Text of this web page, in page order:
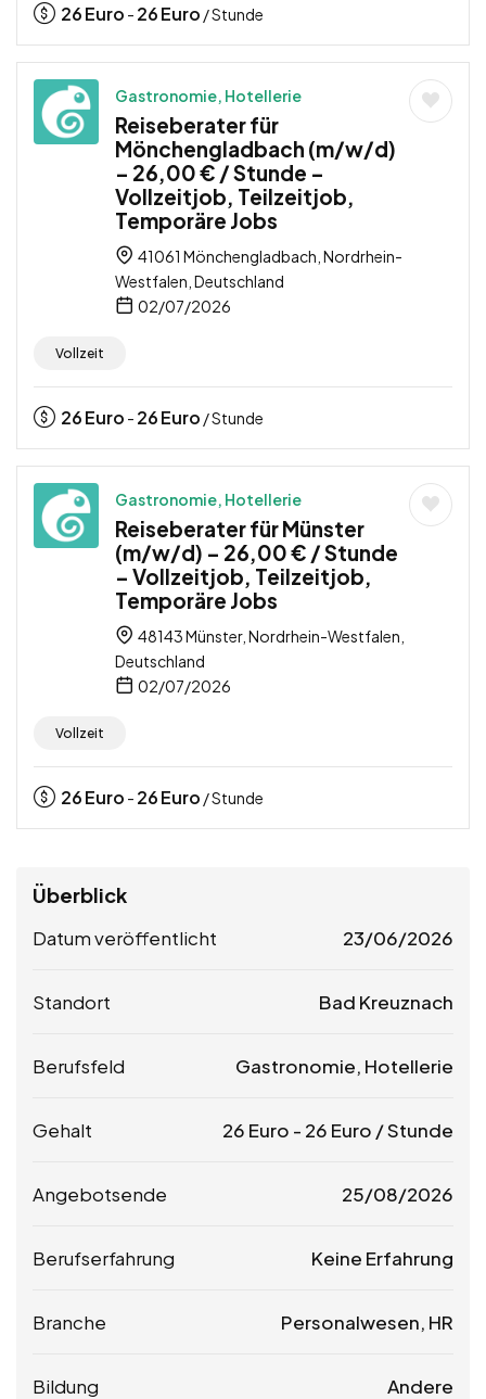
26Euro - 26Euro / Stunde
Gastronomie, Hotellerie
Reiseberater für
Mönchengladbach (m/w/d)
– 26,00 € / Stunde –
Vollzeitjob, Teilzeitjob,
Temporäre Jobs
41061 Mönchengladbach, Nordrhein-
Westfalen, Deutschland
02/07/2026
Vollzeit
26Euro - 26Euro / Stunde
Gastronomie, Hotellerie
Reiseberater für Münster
(m/w/d) – 26,00 € / Stunde
– Vollzeitjob, Teilzeitjob,
Temporäre Jobs
48143 Münster, Nordrhein-Westfalen,
Deutschland
02/07/2026
Vollzeit
26Euro - 26Euro / Stunde
Überblick
Datum veröffentlicht 23/06/2026
Standort Bad Kreuznach
Berufsfeld Gastronomie, Hotellerie
Gehalt 26 Euro - 26 Euro / Stunde
Angebotsende 25/08/2026
Berufserfahrung Keine Erfahrung
Branche Personalwesen, HR
Bildung Andere